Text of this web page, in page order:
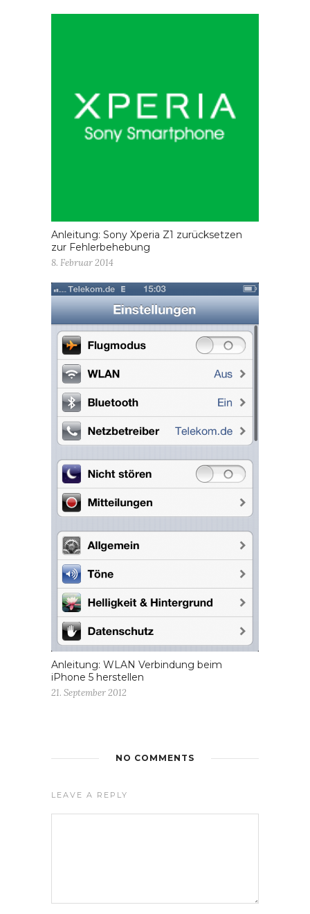
Anleitung: Sony Xperia Z1 zurücksetzen
zur Fehlerbehebung
8. Februar 2014
Anleitung: WLAN Verbindung beim
iPhone 5 herstellen
21. September 2012
NO COMMENTS
LEAVE A REPLY